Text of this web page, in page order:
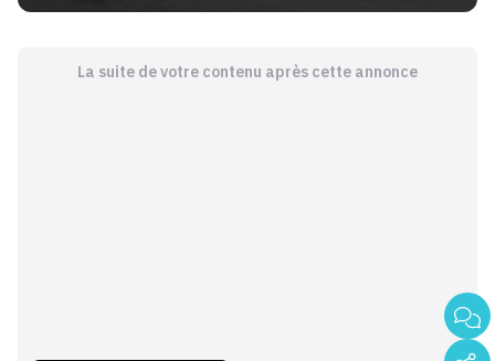
La suite de votre contenu après cette annonce